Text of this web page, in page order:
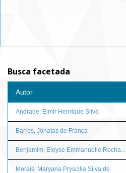
Busca facetada
Autor
Andrade, Elmir Henrique Silva
Barros, Jônatas de França
Benjamim, Eloyse Emmanuelle Rocha...
Morais, Maryana Pryscilla Silva de